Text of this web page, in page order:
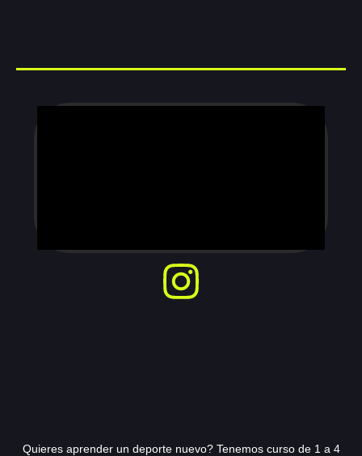
Quieres aprender un deporte nuevo? Tenemos curso de 1 a 4